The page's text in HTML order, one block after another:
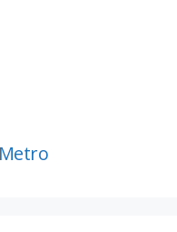
Metro